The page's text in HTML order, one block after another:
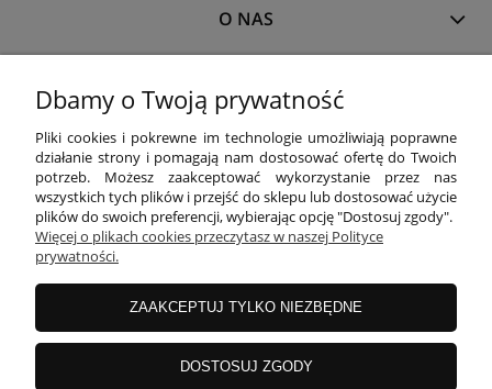
O NAS
MOJE KONTO
PŁATNOŚCI I DOSTAWA
INFORMACJE
KOLEKCJE
Dbamy o Twoją prywatność
Pliki cookies i pokrewne im technologie umożliwiają poprawne
działanie strony i pomagają nam dostosować ofertę do Twoich
potrzeb. Możesz zaakceptować wykorzystanie przez nas
wszystkich tych plików i przejść do sklepu lub dostosować użycie
plików do swoich preferencji, wybierając opcję "Dostosuj zgody".
Więcej o plikach cookies przeczytasz w naszej Polityce
prywatności.
ZAAKCEPTUJ TYLKO NIEZBĘDNE
DOSTOSUJ ZGODY